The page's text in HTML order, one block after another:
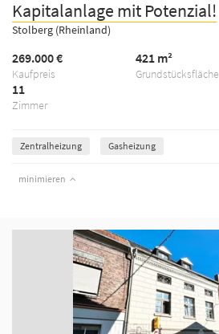
Kapitalanlage mit Potenzial!
Stolberg (Rheinland)
Kaufpreis
269.000 €
Grundstücksfläche
421 m²
Zimmer
11
Zentralheizung Gasheizung
minimieren